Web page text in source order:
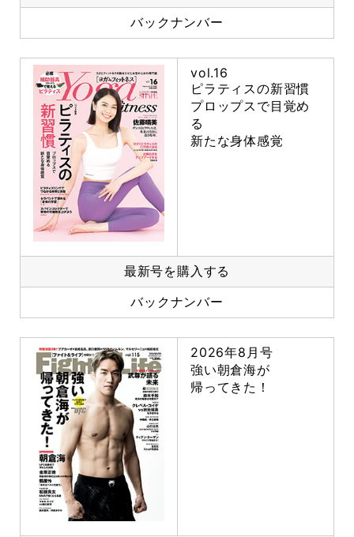
バックナンバー
vol.16
ピラティスの新習慣
プロップスで目覚め
る
新たな身体感覚
最新号を購入する
バックナンバー
2026年8月号
強い朝倉海が
帰ってきた！